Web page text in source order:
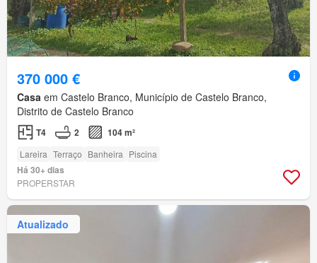
370 000 €
Casa em Castelo Branco, Município de Castelo Branco,
Distrito de Castelo Branco
T4 2 104 m²
Lareira Terraço Banheira Piscina
Há 30+ dias
PROPERSTAR
Atualizado